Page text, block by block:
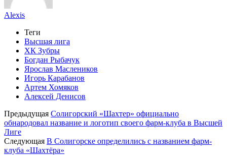
Alexis
Теги
Высшая лига
ХК Зубры
Богдан Рыбачук
Ярослав Маслеников
Игорь Карабанов
Артем Хомяков
Алексей Денисов
Предыдущая Солигорский «Шахтер» официально
обнародовал название и логотип своего фарм-клуба в Высшей
Лиге
Следующая В Солигорске определились с названием фарм-
клуба «Шахтёра»